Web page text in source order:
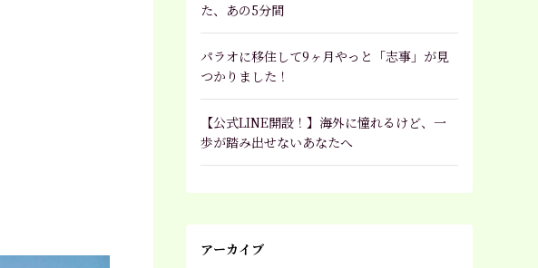
た、あの5分間
パラオに移住して9ヶ月やっと「志事」が見
つかりました！
【公式LINE開設！】海外に憧れるけど、一
歩が踏み出せないあなたへ
アーカイブ